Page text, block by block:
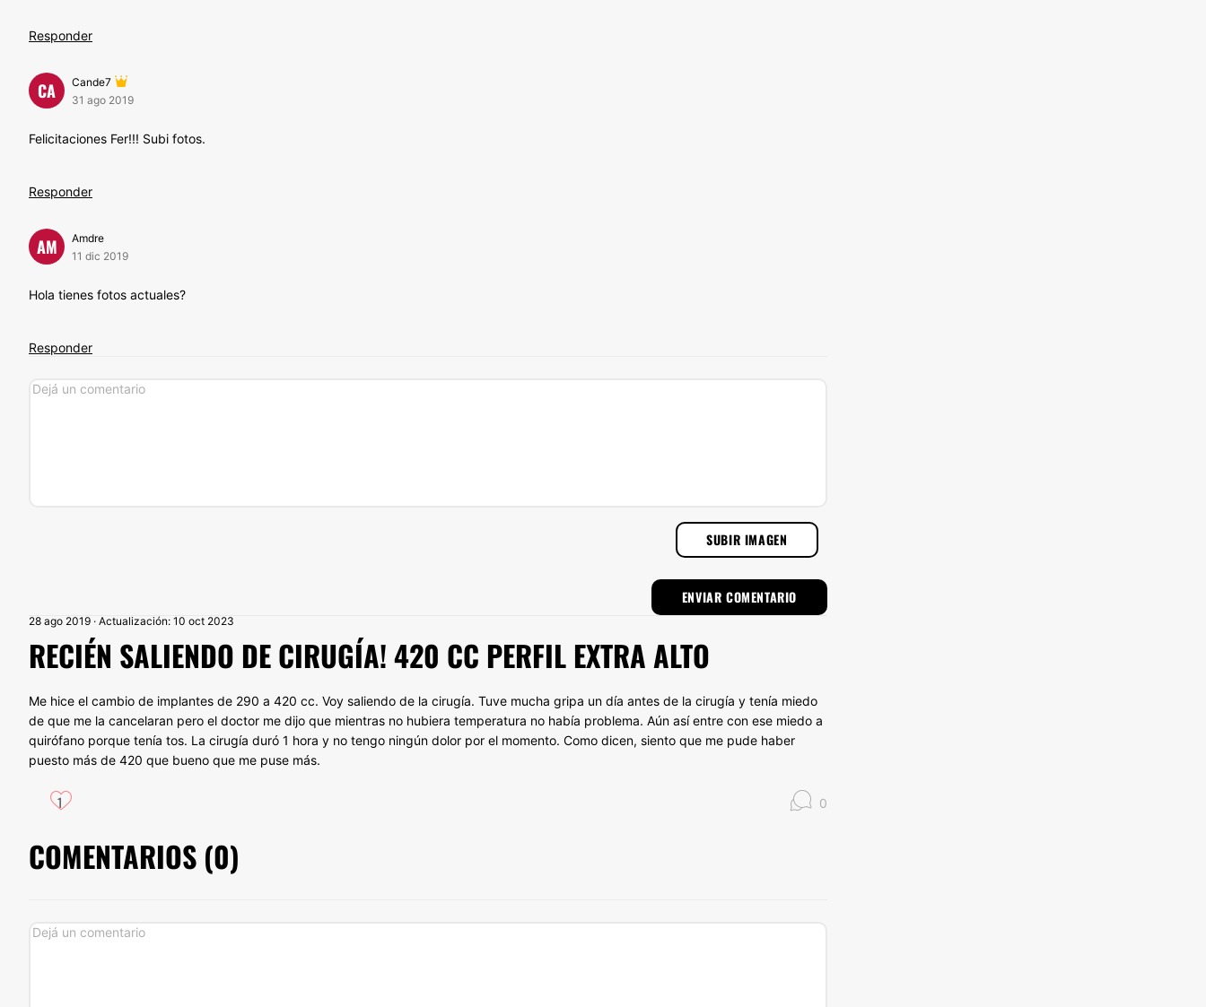
Responder
CA
Cande7
31 ago 2019
Felicitaciones Fer!!! Subi fotos.
Responder
AM
Amdre
11 dic 2019
Hola tienes fotos actuales?
Responder
SUBIR IMAGEN
28 ago 2019 · Actualización: 10 oct 2023
RECIÉN SALIENDO DE CIRUGÍA! 420 CC PERFIL EXTRA ALTO
Me hice el cambio de implantes de 290 a 420 cc. Voy saliendo de la cirugía. Tuve mucha gripa un día antes de la cirugía y tenía miedo
de que me la cancelaran pero el doctor me dijo que mientras no hubiera temperatura no había problema. Aún así entre con ese miedo a
quirófano porque tenía tos. La cirugía duró 1 hora y no tengo ningún dolor por el momento. Como dicen, siento que me pude haber
puesto más de 420 que bueno que me puse más.
1 0
COMENTARIOS (0)